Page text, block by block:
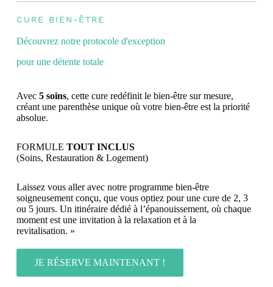
CURE BIEN-ÊTRE
Découvrez notre protocole d'exception
pour une détente totale
Avec 5 soins, cette cure redéfinit le bien-être sur mesure,
créant une parenthèse unique où votre bien-être est la priorité
absolue.
FORMULE TOUT INCLUS
(Soins, Restauration & Logement)
Laissez vous aller avec notre programme bien-être
soigneusement conçu, que vous optiez pour une cure de 2, 3
ou 5 jours. Un itinéraire dédié à l’épanouissement, où chaque
moment est une invitation à la relaxation et à la
revitalisation. »
JE RÉSERVE MAINTENANT !